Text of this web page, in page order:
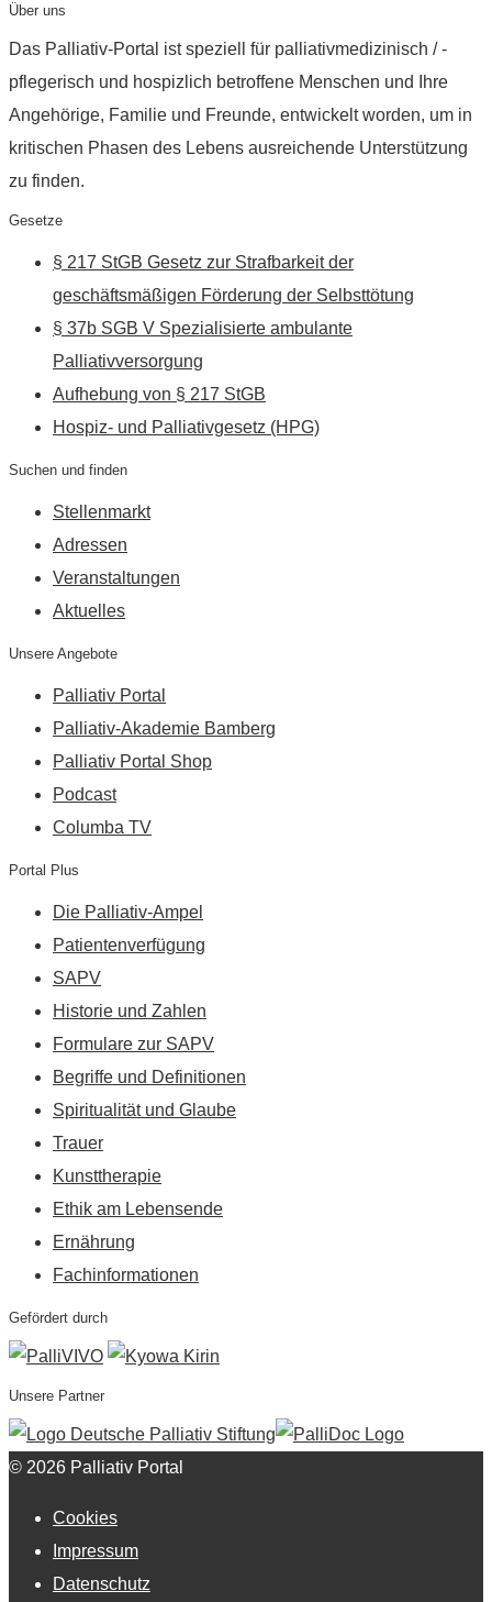
Über uns
Das Palliativ-Portal ist speziell für palliativmedizinisch / -
pflegerisch und hospizlich betroffene Menschen und Ihre
Angehörige, Familie und Freunde, entwickelt worden, um in
kritischen Phasen des Lebens ausreichende Unterstützung
zu finden.
Gesetze
§ 217 StGB Gesetz zur Strafbarkeit der
geschäftsmäßigen Förderung der Selbsttötung
§ 37b SGB V Spezialisierte ambulante
Palliativversorgung
Aufhebung von § 217 StGB
Hospiz- und Palliativgesetz (HPG)
Suchen und finden
Stellenmarkt
Adressen
Veranstaltungen
Aktuelles
Unsere Angebote
Palliativ Portal
Palliativ-Akademie Bamberg
Palliativ Portal Shop
Podcast
Columba TV
Portal Plus
Die Palliativ-Ampel
Patientenverfügung
SAPV
Historie und Zahlen
Formulare zur SAPV
Begriffe und Definitionen
Spiritualität und Glaube
Trauer
Kunsttherapie
Ethik am Lebensende
Ernährung
Fachinformationen
Gefördert durch
Unsere Partner
© 2026 Palliativ Portal
Cookies
Impressum
Datenschutz